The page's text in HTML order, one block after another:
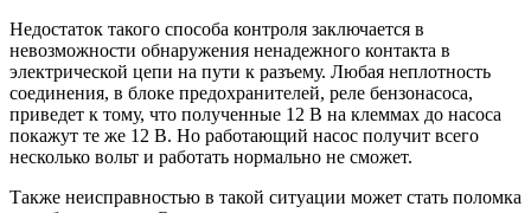
Недостаток такого способа контроля заключается в
невозможности обнаружения ненадежного контакта в
электрической цепи на пути к разъему. Любая неплотность
соединения, в блоке предохранителей, реле бензонасоса,
приведет к тому, что полученные 12 В на клеммах до насоса
покажут те же 12 В. Но работающий насос получит всего
несколько вольт и работать нормально не сможет.
Также неисправностью в такой ситуации может стать поломка